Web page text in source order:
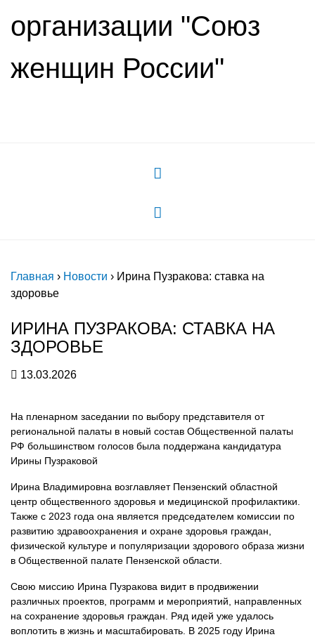
организации "Союз
женщин России"
Главная › Новости › Ирина Пузракова: ставка на
здоровье
ИРИНА ПУЗРАКОВА: СТАВКА НА
ЗДОРОВЬЕ
13.03.2026
На пленарном заседании по выбору представителя от
региональной палаты в новый состав Общественной палаты
РФ большинством голосов была поддержана кандидатура
Ирины Пузраковой
Ирина Владимировна возглавляет Пензенский областной
центр общественного здоровья и медицинской профилактики.
Также с 2023 года она является председателем комиссии по
развитию здравоохранения и охране здоровья граждан,
физической культуре и популяризации здорового образа жизни
в Общественной палате Пензенской области.
Свою миссию Ирина Пузракова видит в продвижении
различных проектов, программ и мероприятий, направленных
на сохранение здоровья граждан. Ряд идей уже удалось
воплотить в жизнь и масштабировать. В 2025 году Ирина